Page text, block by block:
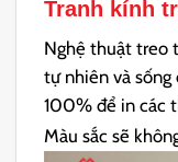
Tranh kính
Nghệ thuật treo
tự nhiên và sống
100% để in các
Màu sắc sẽ